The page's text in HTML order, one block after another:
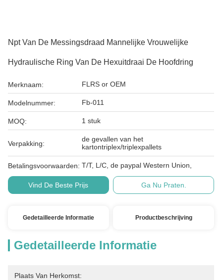
Npt Van De Messingsdraad Mannelijke Vrouwelijke
Hydraulische Ring Van De Hexuitdraai De Hoofdring
Merknaam: FLRS or OEM
Modelnummer: Fb-011
MOQ: 1 stuk
Verpakking:
de gevallen van het
kartontriplex/triplexpallets
Betalingsvoorwaarden: T/T, L/C, de paypal Western Union,
Vind De Beste Prijs Ga Nu Praten.
Gedetailleerde Informatie Productbeschrijving
Gedetailleerde Informatie
Plaats Van Herkomst: